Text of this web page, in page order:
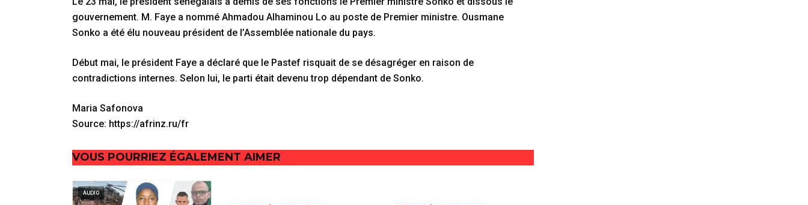
gouvernement. M. Faye a nommé Ahmadou Alhaminou Lo au poste de Premier ministre. Ousmane
Sonko a été élu nouveau président de l’Assemblée nationale du pays.
Début mai, le président Faye a déclaré que le Pastef risquait de se désagréger en raison de
contradictions internes. Selon lui, le parti était devenu trop dépendant de Sonko.
Maria Safonova
Source: https://afrinz.ru/fr
VOUS POURRIEZ ÉGALEMENT AIMER
AUDIO